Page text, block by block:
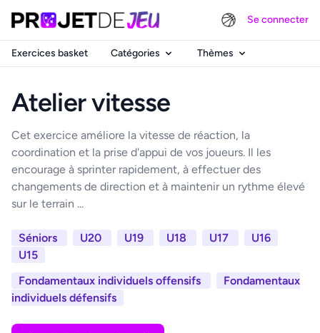
Se connecter
Exercices basket Catégories Thèmes
Atelier vitesse
Cet exercice améliore la vitesse de réaction, la
coordination et la prise d'appui de vos joueurs. Il les
encourage à sprinter rapidement, à effectuer des
changements de direction et à maintenir un rythme élevé
sur le terrain ...
Séniors U20 U19 U18 U17
U16
U15
Fondamentaux individuels offensifs
Fondamentaux
individuels défensifs